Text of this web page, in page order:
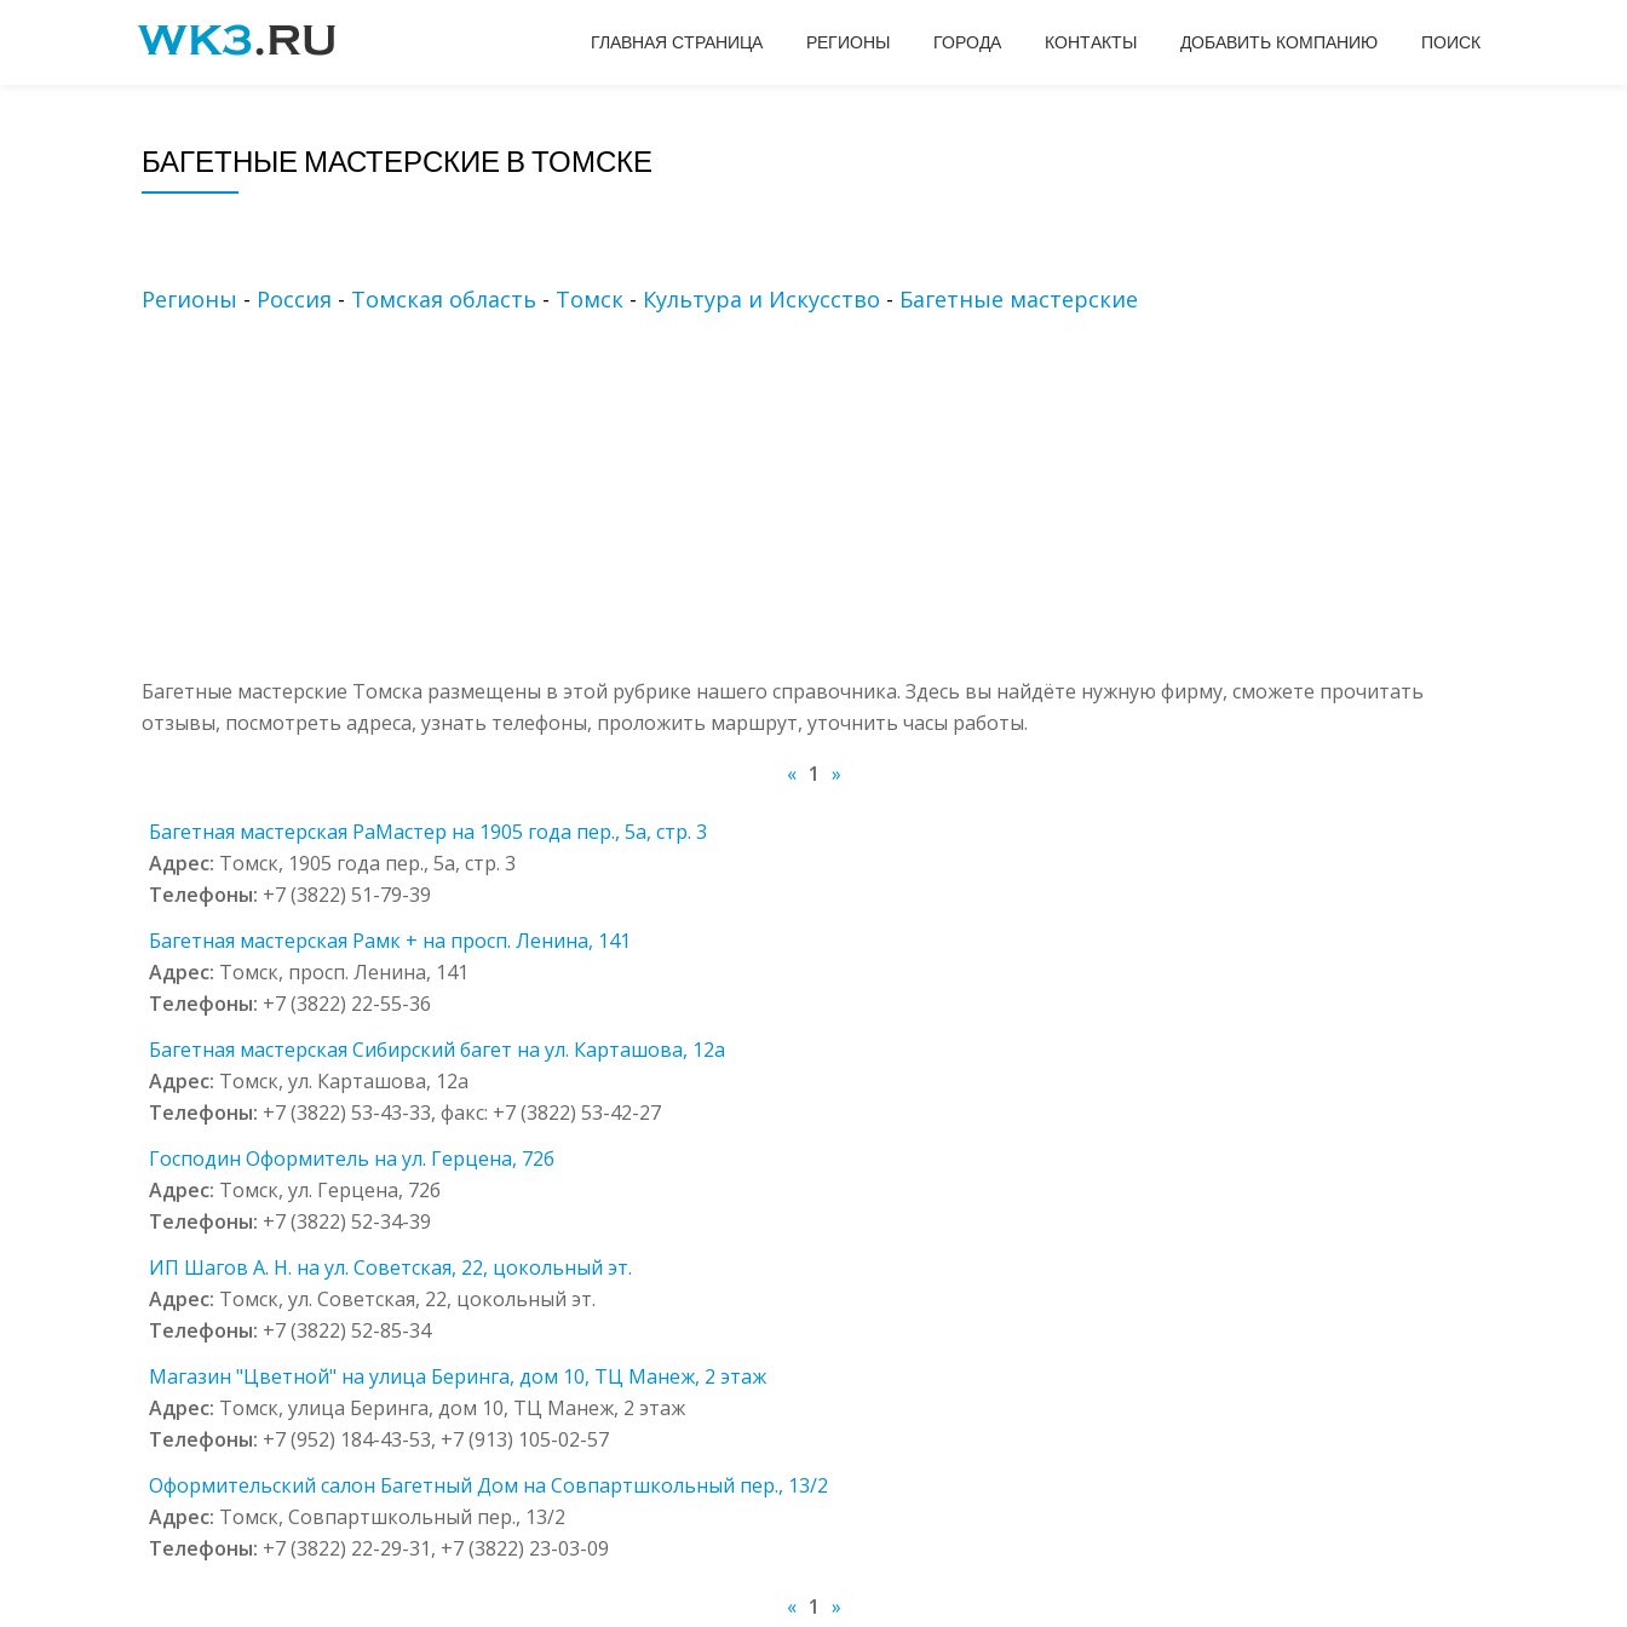
ГЛАВНАЯ СТРАНИЦА РЕГИОНЫ ГОРОДА КОНТАКТЫ ДОБАВИТЬ КОМПАНИЮ ПОИСК
БАГЕТНЫЕ МАСТЕРСКИЕ В ТОМСКЕ
Регионы - Россия - Томская область - Томск - Культура и Искусство - Багетные мастерские
Багетные мастерские Томска размещены в этой рубрике нашего справочника. Здесь вы найдёте нужную фирму, сможете прочитать
отзывы, посмотреть адреса, узнать телефоны, проложить маршрут, уточнить часы работы.
« 1 »
Багетная мастерская РаМастер на 1905 года пер., 5а, стр. 3
Адрес: Томск, 1905 года пер., 5а, стр. 3
Телефоны: +7 (3822) 51-79-39
Багетная мастерская Рамк + на просп. Ленина, 141
Адрес: Томск, просп. Ленина, 141
Телефоны: +7 (3822) 22-55-36
Багетная мастерская Сибирский багет на ул. Карташова, 12а
Адрес: Томск, ул. Карташова, 12а
Телефоны: +7 (3822) 53-43-33, факс: +7 (3822) 53-42-27
Господин Оформитель на ул. Герцена, 72б
Адрес: Томск, ул. Герцена, 72б
Телефоны: +7 (3822) 52-34-39
ИП Шагов А. Н. на ул. Советская, 22, цокольный эт.
Адрес: Томск, ул. Советская, 22, цокольный эт.
Телефоны: +7 (3822) 52-85-34
Магазин "Цветной" на улица Беринга, дом 10, ТЦ Манеж, 2 этаж
Адрес: Томск, улица Беринга, дом 10, ТЦ Манеж, 2 этаж
Телефоны: +7 (952) 184-43-53, +7 (913) 105-02-57
Оформительский салон Багетный Дом на Совпартшкольный пер., 13/2
Адрес: Томск, Совпартшкольный пер., 13/2
Телефоны: +7 (3822) 22-29-31, +7 (3822) 23-03-09
« 1 »